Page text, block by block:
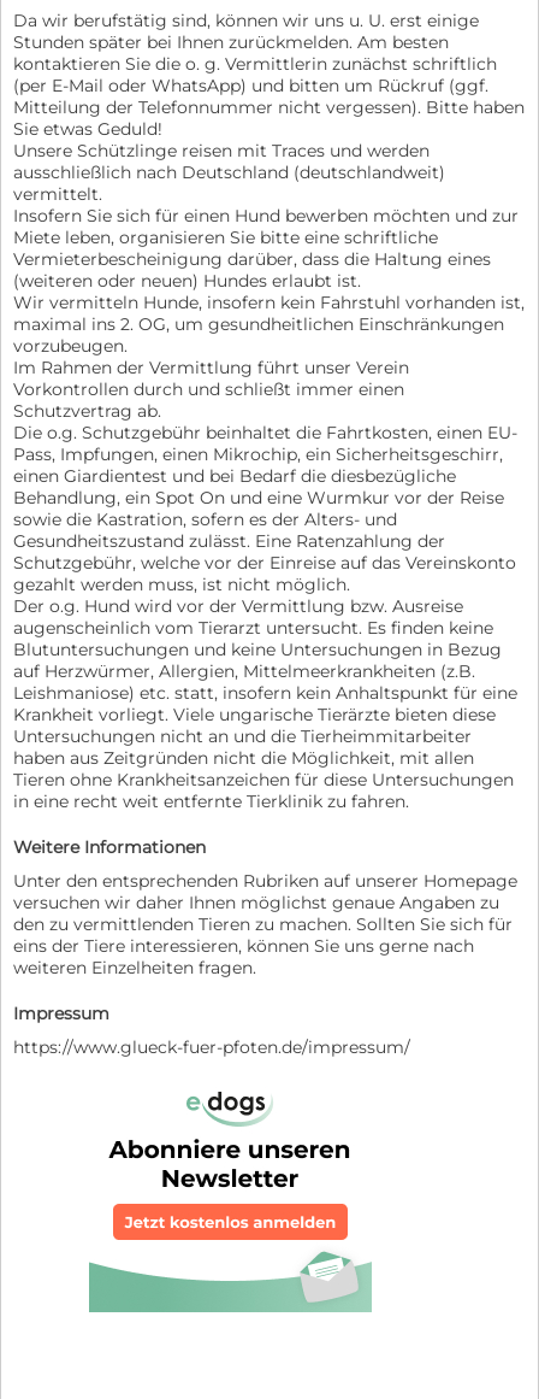
Da wir berufstätig sind, können wir uns u. U. erst einige
Stunden später bei Ihnen zurückmelden. Am besten
kontaktieren Sie die o. g. Vermittlerin zunächst schriftlich
(per E-Mail oder WhatsApp) und bitten um Rückruf (ggf.
Mitteilung der Telefonnummer nicht vergessen). Bitte haben
Sie etwas Geduld!
Unsere Schützlinge reisen mit Traces und werden
ausschließlich nach Deutschland (deutschlandweit)
vermittelt.
Insofern Sie sich für einen Hund bewerben möchten und zur
Miete leben, organisieren Sie bitte eine schriftliche
Vermieterbescheinigung darüber, dass die Haltung eines
(weiteren oder neuen) Hundes erlaubt ist.
Wir vermitteln Hunde, insofern kein Fahrstuhl vorhanden ist,
maximal ins 2. OG, um gesundheitlichen Einschränkungen
vorzubeugen.
Im Rahmen der Vermittlung führt unser Verein
Vorkontrollen durch und schließt immer einen
Schutzvertrag ab.
Die o.g. Schutzgebühr beinhaltet die Fahrtkosten, einen EU-
Pass, Impfungen, einen Mikrochip, ein Sicherheitsgeschirr,
einen Giardientest und bei Bedarf die diesbezügliche
Behandlung, ein Spot On und eine Wurmkur vor der Reise
sowie die Kastration, sofern es der Alters- und
Gesundheitszustand zulässt. Eine Ratenzahlung der
Schutzgebühr, welche vor der Einreise auf das Vereinskonto
gezahlt werden muss, ist nicht möglich.
Der o.g. Hund wird vor der Vermittlung bzw. Ausreise
augenscheinlich vom Tierarzt untersucht. Es finden keine
Blutuntersuchungen und keine Untersuchungen in Bezug
auf Herzwürmer, Allergien, Mittelmeerkrankheiten (z.B.
Leishmaniose) etc. statt, insofern kein Anhaltspunkt für eine
Krankheit vorliegt. Viele ungarische Tierärzte bieten diese
Untersuchungen nicht an und die Tierheimmitarbeiter
haben aus Zeitgründen nicht die Möglichkeit, mit allen
Tieren ohne Krankheitsanzeichen für diese Untersuchungen
in eine recht weit entfernte Tierklinik zu fahren.
Weitere Informationen
Unter den entsprechenden Rubriken auf unserer Homepage
versuchen wir daher Ihnen möglichst genaue Angaben zu
den zu vermittlenden Tieren zu machen. Sollten Sie sich für
eins der Tiere interessieren, können Sie uns gerne nach
weiteren Einzelheiten fragen.
Impressum
https://www.glueck-fuer-pfoten.de/impressum/